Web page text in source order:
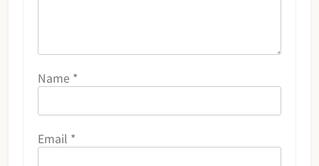
Name *
Email *